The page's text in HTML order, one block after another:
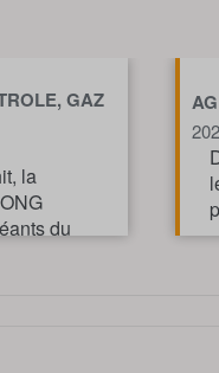
GAZ
la
du